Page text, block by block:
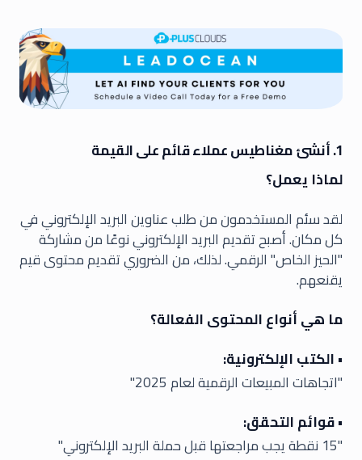
1. أنشئ مغناطيس عملاء قائم على القيمة
لماذا يعمل؟
لقد سئم المستخدمون من طلب عناوين البريد الإلكتروني في
كل مكان. أصبح تقديم البريد الإلكتروني نوعًا من مشاركة
"الحيز الخاص" الرقمي. لذلك، من الضروري تقديم محتوى قيم
يقنعهم.
ما هي أنواع المحتوى الفعالة؟
• الكتب الإلكترونية:
"اتجاهات المبيعات الرقمية لعام 2025"
• قوائم التحقق:
"15 نقطة يجب مراجعتها قبل حملة البريد الإلكتروني"